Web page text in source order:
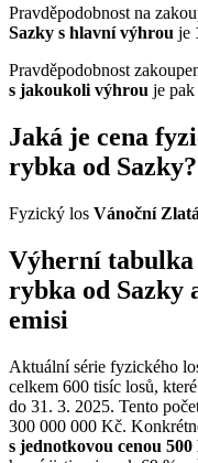
Pravděpodobnost na
Sazky s hlavní výhrou je
Pravděpodobnost
s jakoukoli výhrou je pak
Jaká je cena
rybka od Sazky?
Fyzický los Vánoční
Výherní
rybka od Sazky
emisi
Aktuální série fyzického
celkem 600 tisíc losů,
do 31. 3. 2025. Tento
300 000 000 Kč.
s jednotkovou cenou